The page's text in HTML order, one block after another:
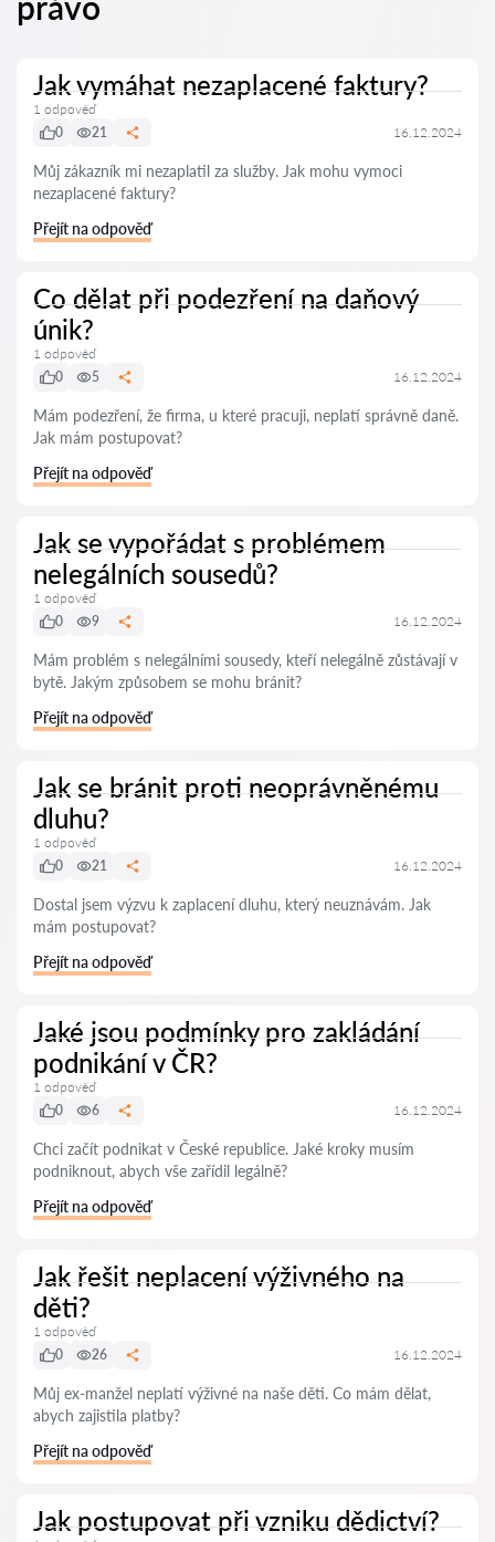
Jak vymáhat nezaplacené faktury?
1 odpověď
0
21 16.12.2024
Můj zákazník mi nezaplatil za služby. Jak mohu vymoci
nezaplacené faktury?
Přejít na odpověď
Co dělat při podezření na daňový
únik?
1 odpověď
0
5 16.12.2024
Mám podezření, že firma, u které pracuji, neplatí správně daně.
Jak mám postupovat?
Přejít na odpověď
Jak se vypořádat s problémem
nelegálních sousedů?
1 odpověď
0
9 16.12.2024
Mám problém s nelegálními sousedy, kteří nelegálně zůstávají v
bytě. Jakým způsobem se mohu bránit?
Přejít na odpověď
Jak se bránit proti neoprávněnému
dluhu?
1 odpověď
0
21 16.12.2024
Dostal jsem výzvu k zaplacení dluhu, který neuznávám. Jak
mám postupovat?
Přejít na odpověď
Jaké jsou podmínky pro zakládání
podnikání v ČR?
1 odpověď
0
6 16.12.2024
Chci začít podnikat v České republice. Jaké kroky musím
podniknout, abych vše zařídil legálně?
Přejít na odpověď
Jak řešit neplacení výživného na
děti?
1 odpověď
0
26 16.12.2024
Můj ex-manžel neplatí výživné na naše děti. Co mám dělat,
abych zajistila platby?
Přejít na odpověď
Jak postupovat při vzniku dědictví?